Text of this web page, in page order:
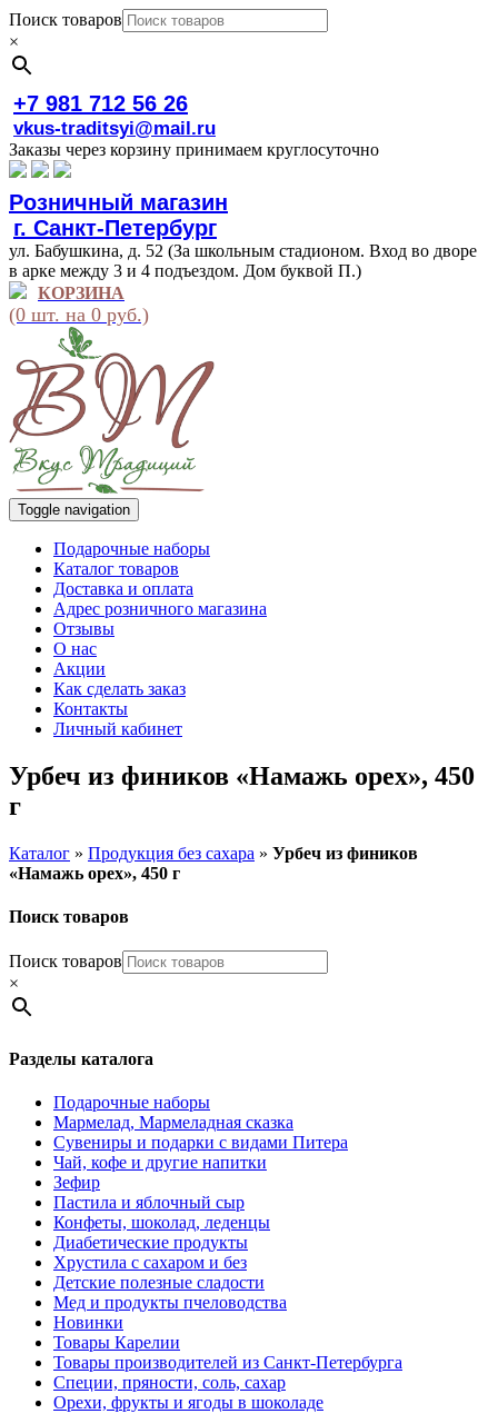
Поиск товаров
×
+7 981 712 56 26
vkus-traditsyi@mail.ru
Заказы через корзину принимаем круглосуточно
Розничный магазин
г. Санкт-Петербург
ул. Бабушкина, д. 52 (За школьным стадионом. Вход во дворе
в арке между 3 и 4 подъездом. Дом буквой П.)
КОРЗИНА
(0 шт. на 0 руб.)
Toggle navigation
Подарочные наборы
Каталог товаров
Доставка и оплата
Адрес розничного магазина
Отзывы
О нас
Акции
Как сделать заказ
Контакты
Личный кабинет
Урбеч из фиников «Намажь орех», 450
г
Каталог » Продукция без сахара » Урбеч из фиников
«Намажь орех», 450 г
Поиск товаров
Поиск товаров
×
Разделы каталога
Подарочные наборы
Мармелад, Мармеладная сказка
Сувениры и подарки с видами Питера
Чай, кофе и другие напитки
Зефир
Пастила и яблочный сыр
Конфеты, шоколад, леденцы
Диабетические продукты
Хрустила с сахаром и без
Детские полезные сладости
Мед и продукты пчеловодства
Новинки
Товары Карелии
Товары производителей из Санкт-Петербурга
Специи, пряности, соль, сахар
Орехи, фрукты и ягоды в шоколаде